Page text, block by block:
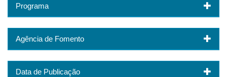
Programa
Agência de Fomento
Data de Publicação